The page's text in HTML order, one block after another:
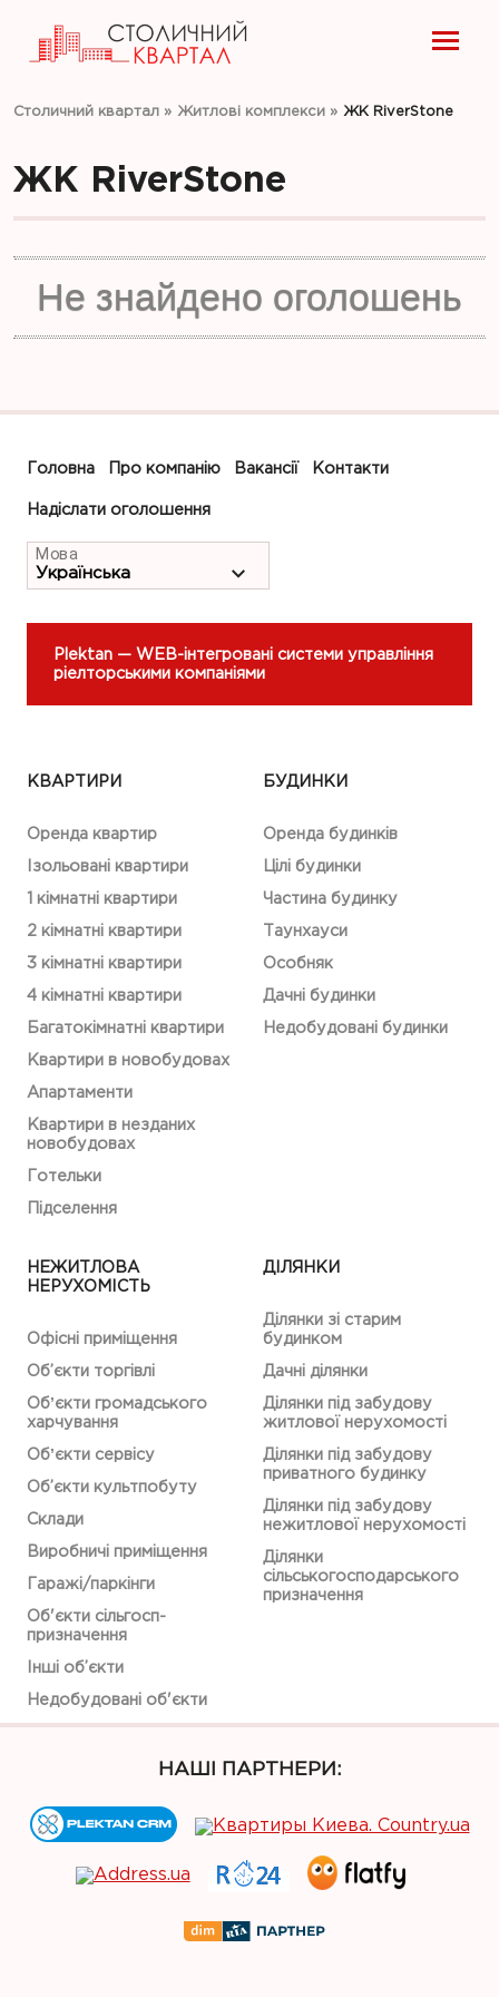
Столичний квартал » Житлові комплекси » ЖК RiverStone
ЖК RiverStone
Не знайдено оголошень
Головна Про компанію Вакансії Контакти
Надіслати оголошення
Мова
Plektan — WEB-інтегровані системи управління
ріелторськими компаніями
КВАРТИРИ
Оренда квартир
Ізольовані квартири
1 кімнатні квартири
2 кімнатні квартири
3 кімнатні квартири
4 кімнатні квартири
Багатокімнатні квартири
Квартири в новобудовах
Апартаменти
Квартири в незданих
новобудовах
Готельки
Підселення
БУДИНКИ
Оренда будинків
Цілі будинки
Частина будинку
Таунхауси
Особняк
Дачні будинки
Недобудовані будинки
НЕЖИТЛОВА
НЕРУХОМІСТЬ
Офісні приміщення
Об’єкти торгівлі
Обʼєкти громадського
харчування
Обʼєкти сервісу
Об’єкти культпобуту
Склади
Виробничі приміщення
Гаражі/паркінги
Об'єкти сільгосп-
призначення
Інші об’єкти
Недобудовані об'єкти
ДІЛЯНКИ
Ділянки зі старим
будинком
Дачні ділянки
Ділянки під забудову
житлової нерухомості
Ділянки під забудову
приватного будинку
Ділянки під забудову
нежитлової нерухомості
Ділянки
сільськогосподарського
призначення
НАШІ ПАРТНЕРИ: